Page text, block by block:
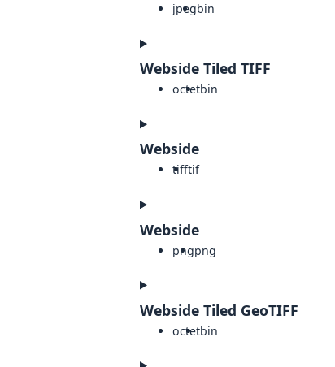
jpegbin
Webside Tiled TIFF
octetbin
Webside
tifftif
Webside
pngpng
Webside Tiled GeoTIFF
octetbin